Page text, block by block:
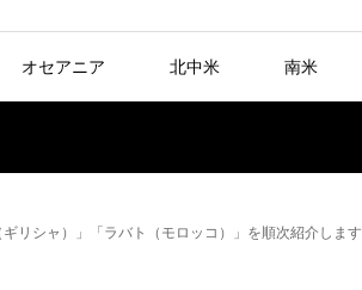
オセアニア 北中米 南米
リシャ）」「ラバト（モロッコ）」を順次紹介します